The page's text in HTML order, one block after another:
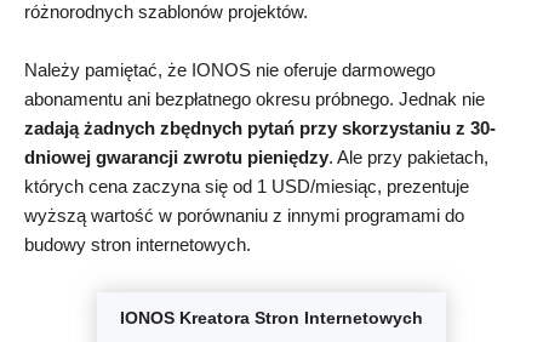
różnorodnych szablonów projektów.
Należy pamiętać, że IONOS nie oferuje darmowego
abonamentu ani bezpłatnego okresu próbnego. Jednak nie
zadają żadnych zbędnych pytań przy skorzystaniu z 30-
dniowej gwarancji zwrotu pieniędzy. Ale przy pakietach,
których cena zaczyna się od 1 USD/miesiąc, prezentuje
wyższą wartość w porównaniu z innymi programami do
budowy stron internetowych.
IONOS Kreatora Stron Internetowych